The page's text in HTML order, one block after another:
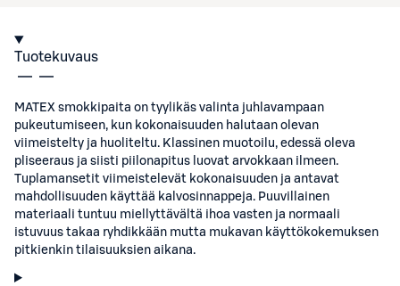
Tuotekuvaus
MATEX smokkipaita on tyylikäs valinta juhlavampaan
pukeutumiseen, kun kokonaisuuden halutaan olevan
viimeistelty ja huoliteltu. Klassinen muotoilu, edessä oleva
pliseeraus ja siisti piilonapitus luovat arvokkaan ilmeen.
Tuplamansetit viimeistelevät kokonaisuuden ja antavat
mahdollisuuden käyttää kalvosinnappeja. Puuvillainen
materiaali tuntuu miellyttävältä ihoa vasten ja normaali
istuvuus takaa ryhdikkään mutta mukavan käyttökokemuksen
pitkienkin tilaisuuksien aikana.